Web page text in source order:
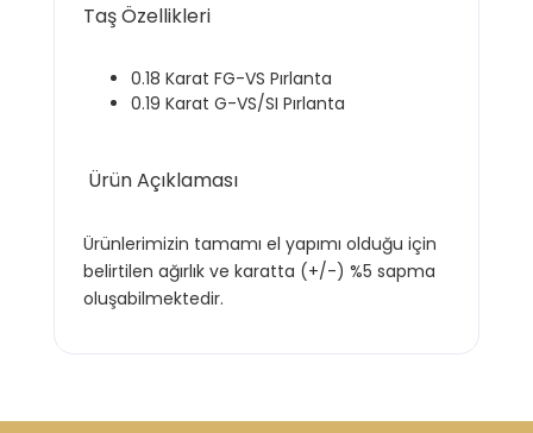
Taş Özellikleri
0.18 Karat FG-VS Pırlanta
0.19 Karat G-VS/SI Pırlanta
Ürün Açıklaması
Ürünlerimizin tamamı el yapımı olduğu için
belirtilen ağırlık ve karatta (+/-) %5 sapma
oluşabilmektedir.